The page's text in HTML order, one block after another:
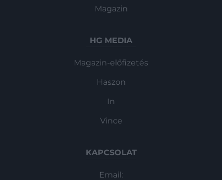
Magazin
HG MEDIA
Magazin-előfizetés
Haszon
In
Vince
KAPCSOLAT
Email: